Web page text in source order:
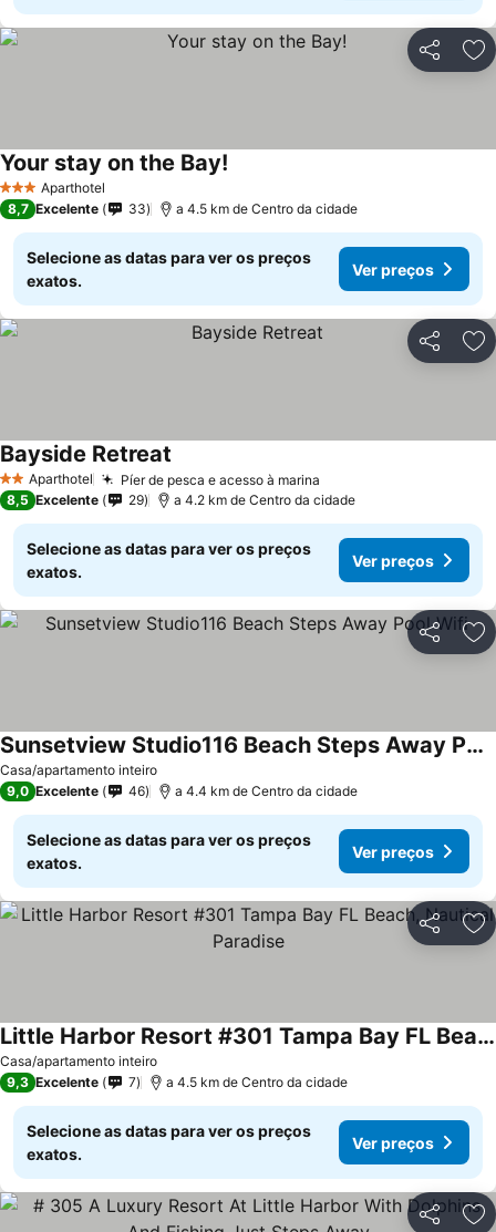
Partilhar
3 EstrelasAparthotel
Your stay on the Bay!
8,7 Excelente 33 a 4.5 km de Centro da cidade
Selecione as datas para ver os preços
exatos.
Ver preços
Partilhar
2 EstrelasAparthotel Píer de pesca e acesso à marina
Bayside Retreat
8,5 Excelente 29 a 4.2 km de Centro da cidade
Selecione as datas para ver os preços
exatos.
Ver preços
Partilhar
Casa/apartamento inteiro
Sunsetview Studio116 Beach Steps Away Pool Wifi
9,0 Excelente 46 a 4.4 km de Centro da cidade
Selecione as datas para ver os preços
exatos.
Ver preços
Partilhar
Casa/apartamento inteiro
Little Harbor Resort #301 Tampa Bay FL Beach, Nautical Paradise
9,3 Excelente 7 a 4.5 km de Centro da cidade
Selecione as datas para ver os preços
exatos.
Ver preços
Partilhar